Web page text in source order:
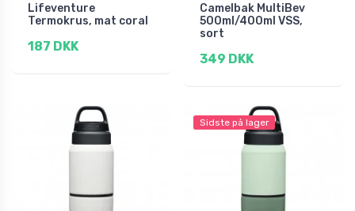
Lifeventure
Termokrus, mat coral
187 DKK
Camelbak MultiBev
500ml/400ml VSS,
sort
349 DKK
Sidste på lager